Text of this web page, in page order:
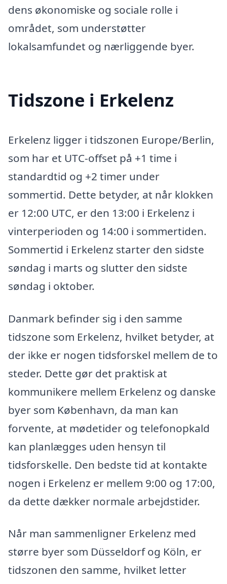
dens økonomiske og sociale rolle i
området, som understøtter
lokalsamfundet og nærliggende byer.
Tidszone i Erkelenz
Erkelenz ligger i tidszonen Europe/Berlin,
som har et UTC-offset på +1 time i
standardtid og +2 timer under
sommertid. Dette betyder, at når klokken
er 12:00 UTC, er den 13:00 i Erkelenz i
vinterperioden og 14:00 i sommertiden.
Sommertid i Erkelenz starter den sidste
søndag i marts og slutter den sidste
søndag i oktober.
Danmark befinder sig i den samme
tidszone som Erkelenz, hvilket betyder, at
der ikke er nogen tidsforskel mellem de to
steder. Dette gør det praktisk at
kommunikere mellem Erkelenz og danske
byer som København, da man kan
forvente, at mødetider og telefonopkald
kan planlægges uden hensyn til
tidsforskelle. Den bedste tid at kontakte
nogen i Erkelenz er mellem 9:00 og 17:00,
da dette dækker normale arbejdstider.
Når man sammenligner Erkelenz med
større byer som Düsseldorf og Köln, er
tidszonen den samme, hvilket letter